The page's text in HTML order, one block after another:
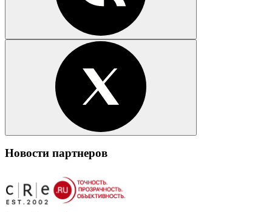
Новости партнеров